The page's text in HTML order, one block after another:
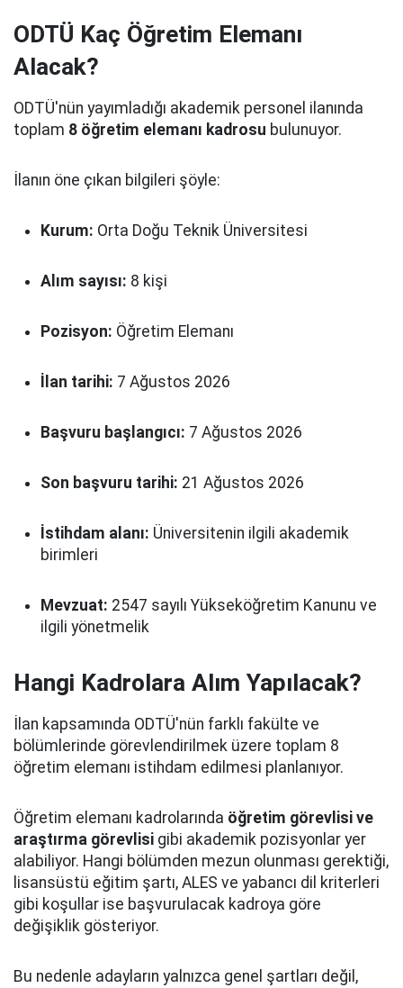
ODTÜ Kaç Öğretim Elemanı
Alacak?
ODTÜ'nün yayımladığı akademik personel ilanında
toplam 8 öğretim elemanı kadrosu bulunuyor.
İlanın öne çıkan bilgileri şöyle:
Kurum: Orta Doğu Teknik Üniversitesi
Alım sayısı: 8 kişi
Pozisyon: Öğretim Elemanı
İlan tarihi: 7 Ağustos 2026
Başvuru başlangıcı: 7 Ağustos 2026
Son başvuru tarihi: 21 Ağustos 2026
İstihdam alanı: Üniversitenin ilgili akademik
birimleri
Mevzuat: 2547 sayılı Yükseköğretim Kanunu ve
ilgili yönetmelik
Hangi Kadrolara Alım Yapılacak?
İlan kapsamında ODTÜ'nün farklı fakülte ve
bölümlerinde görevlendirilmek üzere toplam 8
öğretim elemanı istihdam edilmesi planlanıyor.
Öğretim elemanı kadrolarında öğretim görevlisi ve
araştırma görevlisi gibi akademik pozisyonlar yer
alabiliyor. Hangi bölümden mezun olunması gerektiği,
lisansüstü eğitim şartı, ALES ve yabancı dil kriterleri
gibi koşullar ise başvurulacak kadroya göre
değişiklik gösteriyor.
Bu nedenle adayların yalnızca genel şartları değil,